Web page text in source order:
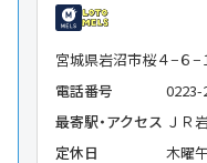
宮城県岩沼市桜４−６
電話番号
0223-
最寄駅・アクセス ＪＲ
定休日
木曜